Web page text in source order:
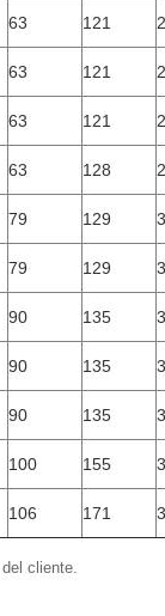
63 121
63 121
63 121
63 128
79 129
79 129
90 135
90 135
90 135
100 155
106 171
cliente.